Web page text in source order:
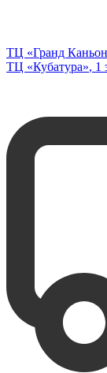
ТЦ «Гранд
ТЦ «Кубатура», 1